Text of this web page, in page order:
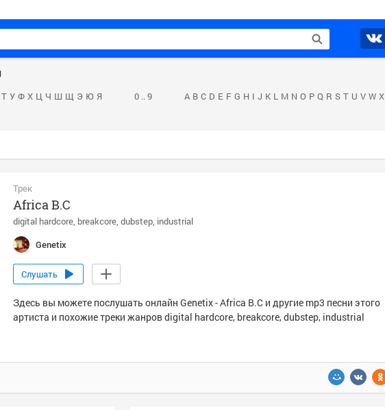
Т У Ф Х Ц Ч Ш Щ Э Ю Я 0 .. 9 A B C D E F G H I J K L M N O P Q R S T U V W X
Трек
Africa B.C
digital hardcore breakcore dubstep industrial
Genetix
Слушать
Здесь вы можете послушать онлайн Genetix - Africa B.C и другие mp3 песни этого
артиста и похожие треки жанров digital hardcore, breakcore, dubstep, industrial